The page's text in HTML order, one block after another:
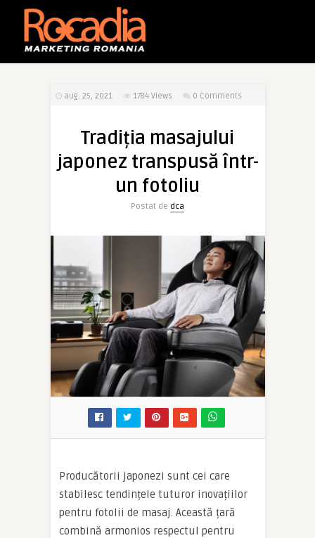
aug. 25, 2021 1784 Views 0 Comments
Tradiția masajului
japonez transpusă într-
un fotoliu
Postat de dca
Producătorii japonezi sunt cei care
stabilesc tendințele tuturor inovațiilor
pentru fotolii de masaj. Această țară
combină armonios respectul pentru